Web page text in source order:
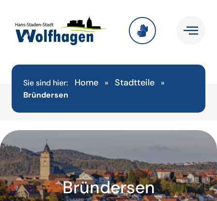
Sie sind hier: Home » Stadtteile
»
Bründersen
Bründersen